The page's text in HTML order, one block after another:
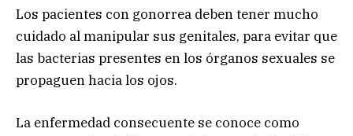
Los pacientes con gonorrea deben tener mucho
cuidado al manipular sus genitales, para evitar que
las bacterias presentes en los órganos sexuales se
propaguen hacia los ojos.
La enfermedad consecuente se conoce como